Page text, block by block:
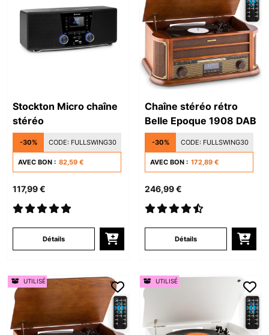
Stockton Micro chaîne
stéréo
-30% CODE: FULLSWING30
AVEC BON : 82,59 €
117,99 €
Détails
Chaîne stéréo rétro
Belle Epoque 1908 DAB
-30% CODE: FULLSWING30
AVEC BON : 172,89 €
246,99 €
Détails
UTILISÉ UTILISÉ